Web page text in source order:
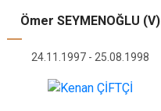
Ömer SEYMENOĞLU (V)
24.11.1997 - 25.08.1998